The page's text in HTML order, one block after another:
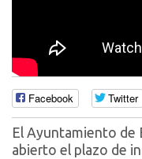
Facebook Twitter
El Ayuntamiento de
abierto el plazo de